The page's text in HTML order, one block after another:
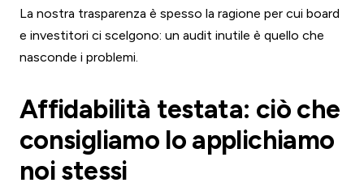
La nostra trasparenza è spesso la ragione per cui board
e investitori ci scelgono: un audit inutile è quello che
nasconde i problemi.
Affidabilità testata: ciò che
consigliamo lo applichiamo
noi stessi